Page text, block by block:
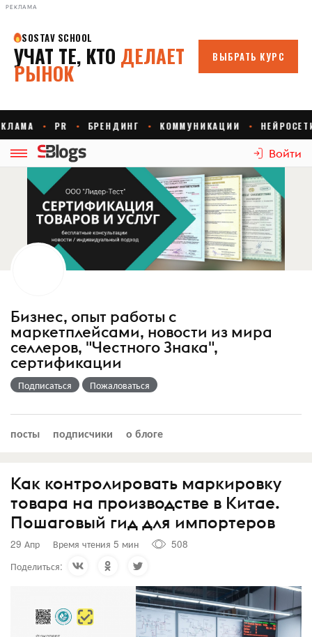
РЕКЛАМА
Войти
Бизнес, опыт работы с
маркетплейсами, новости из мира
селлеров, "Честного Знака",
сертификации
Подписаться Пожаловаться
посты подписчики о блоге
Как контролировать маркировку
товара на производстве в Китае.
Пошаговый гид для импортеров
29 Апр Время чтения 5 мин
508
Поделиться: